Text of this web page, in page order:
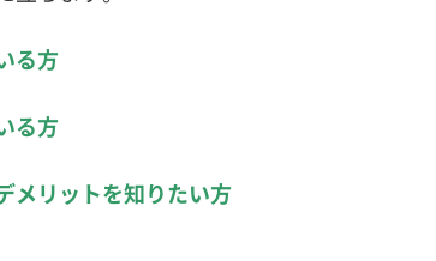
る方
る方
メリットを知りたい方